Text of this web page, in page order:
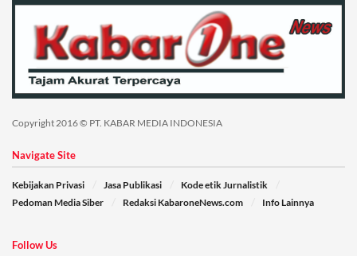
Copyright 2016 © PT. KABAR MEDIA INDONESIA
Navigate Site
Kebijakan Privasi Jasa Publikasi
Kode etik Jurnalistik
Pedoman Media Siber
Redaksi KabaroneNews.com Info Lainnya
Follow Us